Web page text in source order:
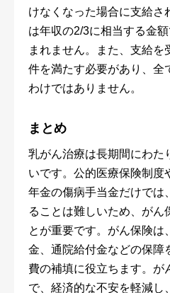
けなくなった場合に支給さ
は年収の2/3に相当する金
まれません。また、支給を
件を満たす必要があり、全
わけではありません。
まとめ
乳がん治療は長期間にわた
いです。公的医療保険制度
年金の傷病手当金だけでは
ることは難しいため、がん
とが重要です。がん保険は
金、通院給付金などの保障
費の補填に役立ちます。が
で、経済的な不安を軽減し